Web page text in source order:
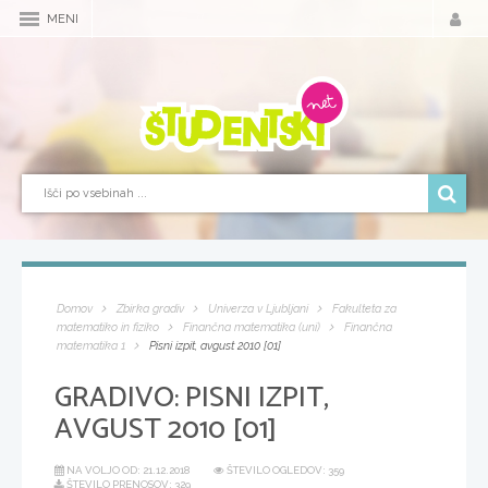
MENI
Domov Zbirka gradiv Univerza v Ljubljani
Fakulteta za
matematiko in fiziko
Finančna matematika (uni)
Finančna
matematika 1
Pisni izpit, avgust 2010 [01]
GRADIVO:PISNI IZPIT,
AVGUST 2010 [01]
NA VOLJO OD: 21.12.2018
ŠTEVILO OGLEDOV: 359
ŠTEVILO PRENOSOV: 329